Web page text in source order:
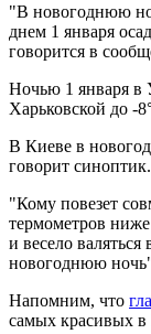
"В новогоднюю
днем ​​1 января
говорится в
Ночью 1 января в
Харьковской до -
В Киеве в
говорит синоптик.
"Кому повезет
термометров
и весело
новогоднюю
Напомним, что
самых красивых в